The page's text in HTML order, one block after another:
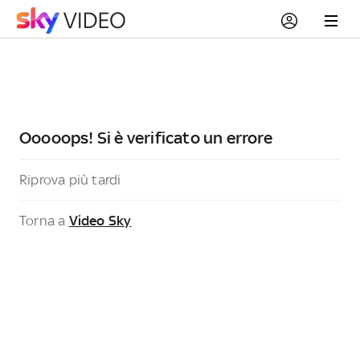
Ooooops! Si è verificato un errore
Riprova più tardi
Torna a Video Sky